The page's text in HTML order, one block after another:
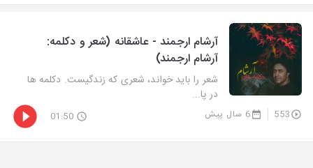
آرشام ارجمند - عاشقانه (شعر و دکلمه:
آرشام ارجمند)
شعر را باید خواند، شعری که زندگیست. دکلمه ها
در پا...
553 6 سال پیش 01:50